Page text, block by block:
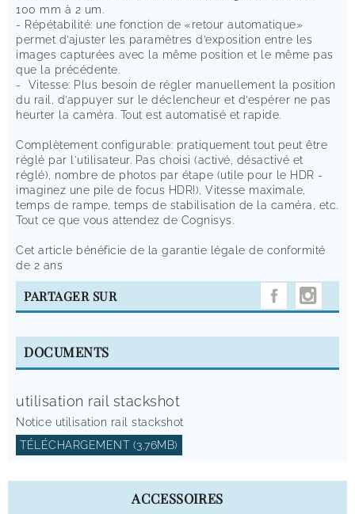
100 mm à 2 um.
- Répétabilité: une fonction de «retour automatique»
permet d’ajuster les paramètres d’exposition entre les
images capturées avec la même position et le même pas
que la précédente.
- Vitesse: Plus besoin de régler manuellement la position
du rail, d’appuyer sur le déclencheur et d’espérer ne pas
heurter la caméra. Tout est automatisé et rapide.
Complètement configurable: pratiquement tout peut être
réglé par l'utilisateur. Pas choisi (activé, désactivé et
réglé), nombre de photos par étape (utile pour le HDR -
imaginez une pile de focus HDR!), Vitesse maximale,
temps de rampe, temps de stabilisation de la caméra, etc.
Tout ce que vous attendez de Cognisys.
Cet article bénéficie de la garantie légale de conformité
de 2 ans
PARTAGER SUR
DOCUMENTS
utilisation rail stackshot
Notice utilisation rail stackshot
TÉLÉCHARGEMENT (3.76MB)
ACCESSOIRES